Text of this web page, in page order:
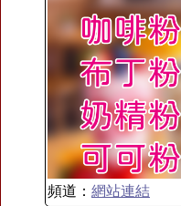
頻道： 網站連結